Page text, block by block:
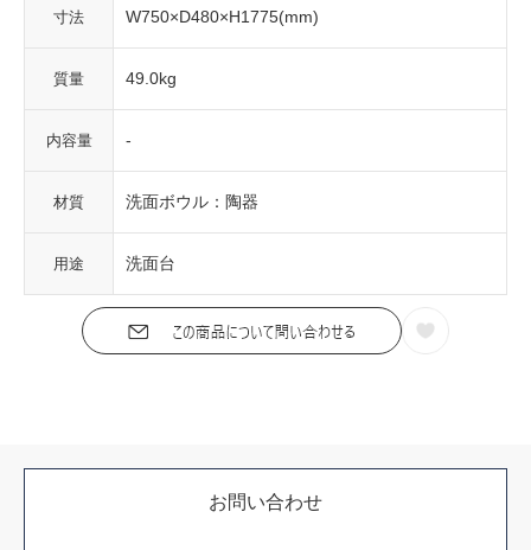
寸法 W750×D480×H1775(mm)
質量 49.0kg
内容量 -
材質 洗面ボウル：陶器
用途 洗面台
お問い合わせ